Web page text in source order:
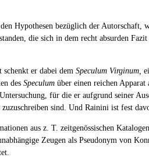
Hypothesen bezüglich der Autorschaft,
die sich in dem recht absurden
schenkt er dabei dem Speculum Virginum,
des Speculum über einen reichen
für die er aufgrund seiner
sind. Und Rainini ist fest
aus z. T. zeitgenössischen
Zeugen als Pseudonym von